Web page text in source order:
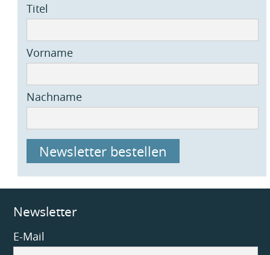
Titel
Vorname
Nachname
Newsletter bestellen
Newsletter
E-Mail